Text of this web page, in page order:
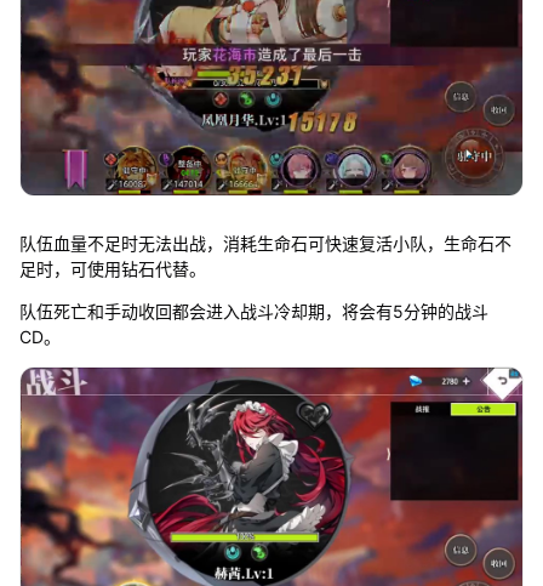
队伍血量不足时无法出战，消耗生命石可快速复活小队，生命石不
足时，可使用钻石代替。
队伍死亡和手动收回都会进入战斗冷却期，将会有5分钟的战斗
CD。